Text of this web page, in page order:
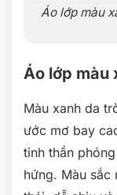
Áo lớp màu
Áo lớp màu
Màu xanh da
ước mơ bay
tinh thần
hứng. Màu sắc